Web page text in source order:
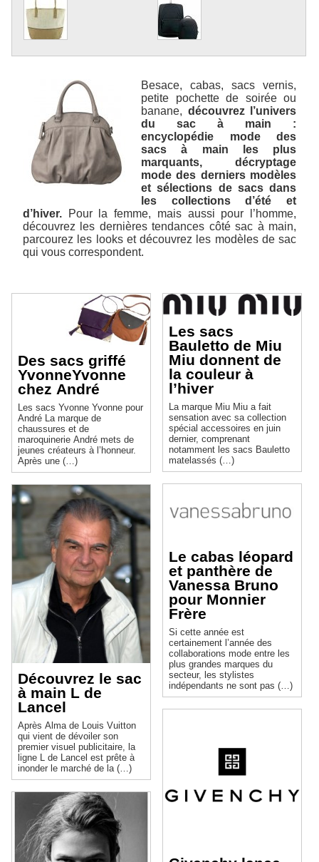
Besace, cabas, sacs vernis,
petite pochette de soirée ou
banane, découvrez l’univers
du sac à main :
encyclopédie mode des
sacs à main les plus
marquants, décryptage
mode des derniers modèles
et sélections de sacs dans
les collections d’été et
d’hiver. Pour la femme, mais aussi pour l’homme,
découvrez les dernières tendances côté sac à main,
parcourez les looks et découvrez les modèles de sac
qui vous correspondent.
Des sacs griffé
YvonneYvonne
chez André
Les sacs Yvonne Yvonne pour
André La marque de
chaussures et de
maroquinerie André mets de
jeunes créateurs à l’honneur.
Après une (…)
Découvrez le sac
à main L de
Lancel
Après Alma de Louis Vuitton
qui vient de dévoiler son
premier visuel publicitaire, la
ligne L de Lancel est prête à
inonder le marché de la (…)
Les sacs
Bauletto de Miu
Miu donnent de
la couleur à
l’hiver
La marque Miu Miu a fait
sensation avec sa collection
spécial accessoires en juin
dernier, comprenant
notamment les sacs Bauletto
matelassés (…)
Le cabas léopard
et panthère de
Vanessa Bruno
pour Monnier
Frère
Si cette année est
certainement l’année des
collaborations mode entre les
plus grandes marques du
secteur, les stylistes
indépendants ne sont pas (…)